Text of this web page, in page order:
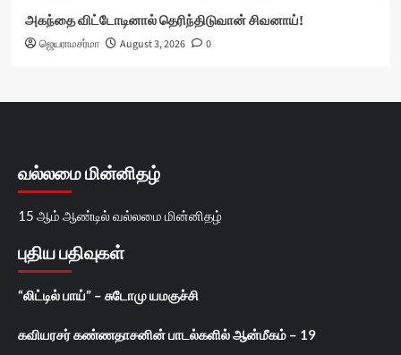
அகந்தை விட்டோடினால் தெரிந்திடுவான் சிவனாய்!
ஜெயராமசர்மா August 3, 2026 0
வல்லமை மின்னிதழ்
15 ஆம் ஆண்டில் வல்லமை மின்னிதழ்
புதிய பதிவுகள்
“லிட்டில் பாய்” – சுடோமு யமகுச்சி
கவியரசர் கண்ணதாசனின் பாடல்களில் ஆன்மீகம் – 19